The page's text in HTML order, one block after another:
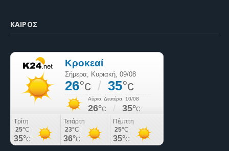
ΚΑΙΡΌΣ